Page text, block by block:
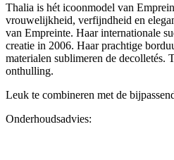
Thalia is hét icoonmodel van
vrouwelijkheid, verfijndheid en
van Empreinte. Haar internationale
creatie in 2006. Haar prachtige
materialen sublimeren de decolletés.
onthulling.
Leuk te combineren met de
Onderhoudsadvies: